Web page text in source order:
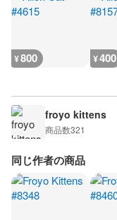
¥800 ¥400
froyo kittens
商品数321
同じ作者の商品